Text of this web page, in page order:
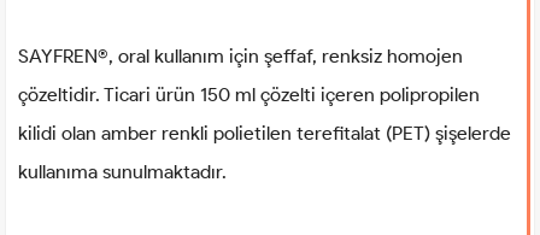
SAYFREN®, oral kullanım için şeffaf, renksiz homojen
çözeltidir. Ticari ürün 150 ml çözelti içeren polipropilen
kilidi olan amber renkli polietilen terefitalat (PET) şişelerde
kullanıma sunulmaktadır.